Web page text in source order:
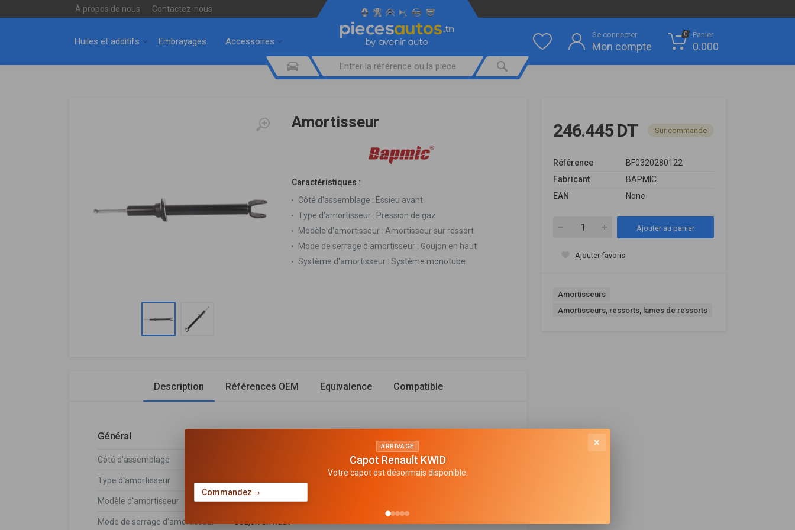
À propos de nous Contactez-nous
Huiles et additifs Embrayages Accessoires
Se connecter
Mon compte
0 Panier
0.000
Amortisseur
Caractéristiques :
Côté d'assemblage : Essieu avant
Type d'amortisseur : Pression de gaz
Modèle d'amortisseur : Amortisseur sur ressort
Mode de serrage d'amortisseur : Goujon en haut
Système d'amortisseur : Système monotube
246.445 DT Sur commande
Référence
BF0320280122
Fabricant
BAPMIC
EAN
None
Ajouter au panier
Ajouter favoris
Amortisseurs
Amortisseurs, ressorts, lames de ressorts
Description Références OEM Equivalence Compatible
Général
Côté d'assemblage
Type d'amortisseur
Modèle d'amortisseur Amortisseur sur ressort
Mode de serrage d'amortisseur
×
ARRIVAGE
Capot Renault KWID
Votre capot est désormais disponible.
Commandez→